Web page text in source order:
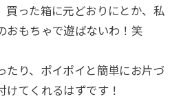
買った箱に元どおりにとか、私
おもちゃで遊ばないわ！笑
たり、ポイポイと簡単にお片づ
けてくれるはずです！